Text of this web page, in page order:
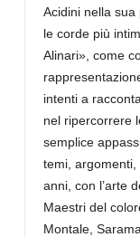
Acidini nella
le corde più
Alinari», come
rappr
intenti a
nel ripercorrere
semplice
temi, argomenti,
anni, con l’arte
Maestri del
Montale,